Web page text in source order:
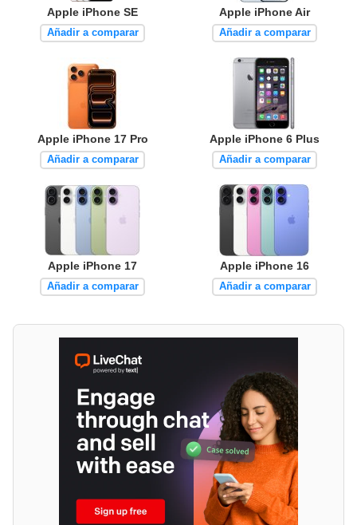
Apple iPhone SE
Añadir a comparar
Apple iPhone Air
Añadir a comparar
Apple iPhone 17 Pro
Añadir a comparar
Apple iPhone 6 Plus
Añadir a comparar
Apple iPhone 17
Añadir a comparar
Apple iPhone 16
Añadir a comparar